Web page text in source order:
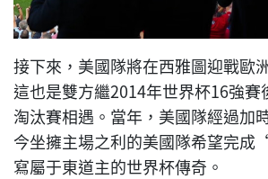
接下來，美國隊將在西雅圖迎戰歐
這也是雙方繼2014年世界杯16強賽
淘汰賽相遇。當年，美國隊經過加
今坐擁主場之利的美國隊希望完
寫屬于東道主的世界杯傳奇。